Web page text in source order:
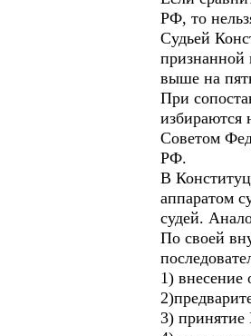
РФ, то
Судьей
признанной
выше на
При
избираются
Советом
РФ.
В
аппаратом
судей.
По своей
1)
3) принятие